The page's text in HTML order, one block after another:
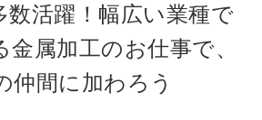
数活躍！幅広い業種で
属加工のお仕事で、
仲間に加わろう